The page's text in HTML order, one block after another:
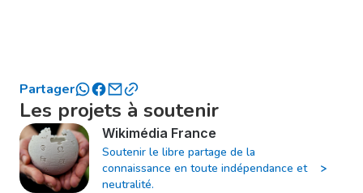
Partager
Les projets à soutenir
Wikimédia France
Soutenir le libre partage de la
connaissance en toute indépendance et
neutralité.